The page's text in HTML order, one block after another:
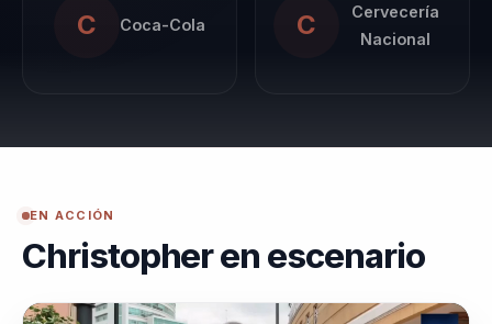
C Coca-Cola C
Cervecería
Nacional
EN ACCIÓN
Christopher en escenario